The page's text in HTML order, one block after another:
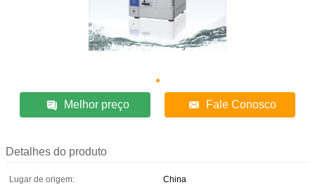
Melhor preço Fale Conosco
Detalhes do produto
Lugar de origem:
China